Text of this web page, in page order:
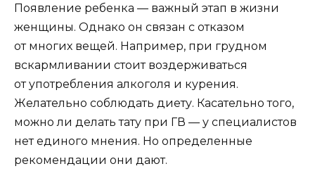
Появление ребенка — важный этап в жизни
женщины. Однако он связан с отказом
от многих вещей. Например, при грудном
вскармливании стоит воздерживаться
от употребления алкоголя и курения.
Желательно соблюдать диету. Касательно того,
можно ли делать тату при ГВ — у специалистов
нет единого мнения. Но определенные
рекомендации они дают.